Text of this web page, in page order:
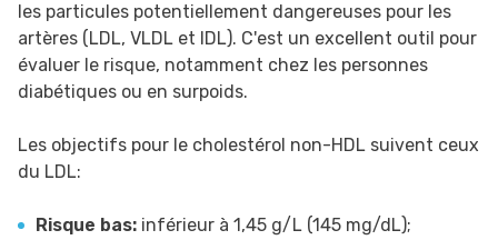
les particules potentiellement dangereuses pour les
artères (LDL, VLDL et IDL). C'est un excellent outil pour
évaluer le risque, notamment chez les personnes
diabétiques ou en surpoids.
Les objectifs pour le cholestérol non-HDL suivent ceux
du LDL:
Risque bas: inférieur à 1,45 g/L (145 mg/dL);